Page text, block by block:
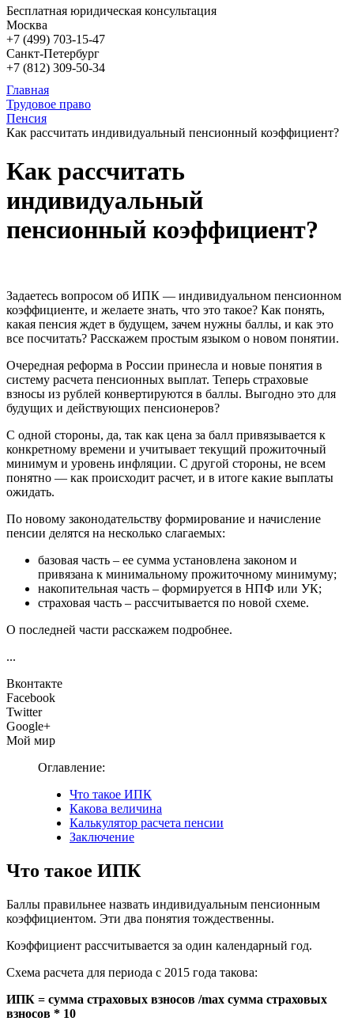
Бесплатная юридическая консультация
Москва
+7 (499) 703-15-47
Санкт-Петербург
+7 (812) 309-50-34
Главная
Трудовое право
Пенсия
Как рассчитать индивидуальный пенсионный коэффициент?
Как рассчитать
индивидуальный
пенсионный коэффициент?
Задаетесь вопросом об ИПК — индивидуальном пенсионном
коэффициенте, и желаете знать, что это такое? Как понять,
какая пенсия ждет в будущем, зачем нужны баллы, и как это
все посчитать? Расскажем простым языком о новом понятии.
Очередная реформа в России принесла и новые понятия в
систему расчета пенсионных выплат. Теперь страховые
взносы из рублей конвертируются в баллы. Выгодно это для
будущих и действующих пенсионеров?
С одной стороны, да, так как цена за балл привязывается к
конкретному времени и учитывает текущий прожиточный
минимум и уровень инфляции. С другой стороны, не всем
понятно — как происходит расчет, и в итоге какие выплаты
ожидать.
По новому законодательству формирование и начисление
пенсии делятся на несколько слагаемых:
базовая часть – ее сумма установлена законом и
привязана к минимальному прожиточному минимуму;
накопительная часть – формируется в НПФ или УК;
страховая часть – рассчитывается по новой схеме.
О последней части расскажем подробнее.
...
Вконтакте
Facebook
Twitter
Google+
Мой мир
Оглавление:
Что такое ИПК
Какова величина
Калькулятор расчета пенсии
Заключение
Что такое ИПК
Баллы правильнее назвать индивидуальным пенсионным
коэффициентом. Эти два понятия тождественны.
Коэффициент рассчитывается за один календарный год.
Схема расчета для периода с 2015 года такова:
ИПК = сумма страховых взносов /max сумма страховых
взносов * 10